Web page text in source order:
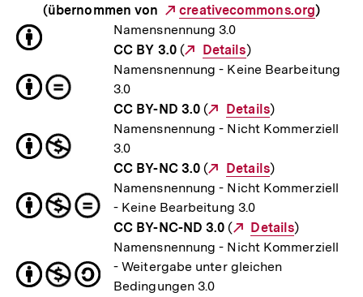
(übernommen von
Externer
Link:
creativecommons.org)
Namensnennung 3.0
CC BY 3.0(
Externer
Link:
Details)
Namensnennung - Keine Bearbeitung
3.0
CC BY-ND 3.0 (
Externer
Link:
Details)
Namensnennung - Nicht Kommerziell
3.0
CC BY-NC 3.0 (
Externer
Link:
Details)
Namensnennung - Nicht Kommerziell
- Keine Bearbeitung 3.0
CC BY-NC-ND 3.0 (
Externer
Link:
Details)
Namensnennung - Nicht Kommerziell
- Weitergabe unter gleichen
Bedingungen 3.0